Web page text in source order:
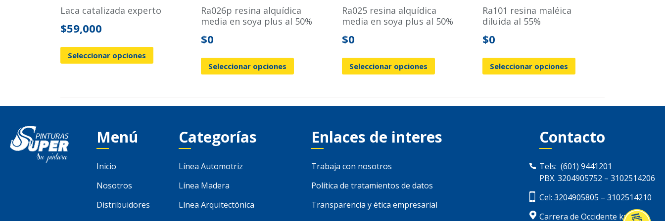
laca catalizada experto
$59,000
Seleccionar opciones
ra026p resina alquídica
media en soya plus al 50%
$0
Seleccionar opciones
ra025 resina alquídica
media en soya plus al 50%
$0
Seleccionar opciones
ra101 resina maléica
diluida al 55%
$0
Seleccionar opciones
Menú
Inicio
Nosotros
Distribuidores
Categorías
Línea Automotriz
Línea Madera
Línea Arquitectónica
Enlaces de interes
Trabaja con nosotros
Política de tratamientos de datos
Transparencia y ética empresarial
Contacto
Tels: (601) 9441201
PBX. 3204905752 – 3102514206
Cel: 3204905805 – 3102514210
Carrera de Occidente km. 13